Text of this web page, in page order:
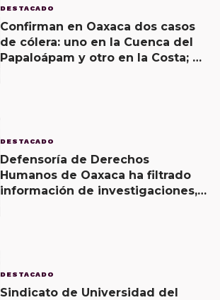
DESTACADO
Confirman en Oaxaca dos casos
de cólera: uno en la Cuenca del
Papaloápam y otro en la Costa; el
DESTACADO
Defensoría de Derechos
Humanos de Oaxaca ha filtrado
información de investigaciones,
DESTACADO
Sindicato de Universidad del